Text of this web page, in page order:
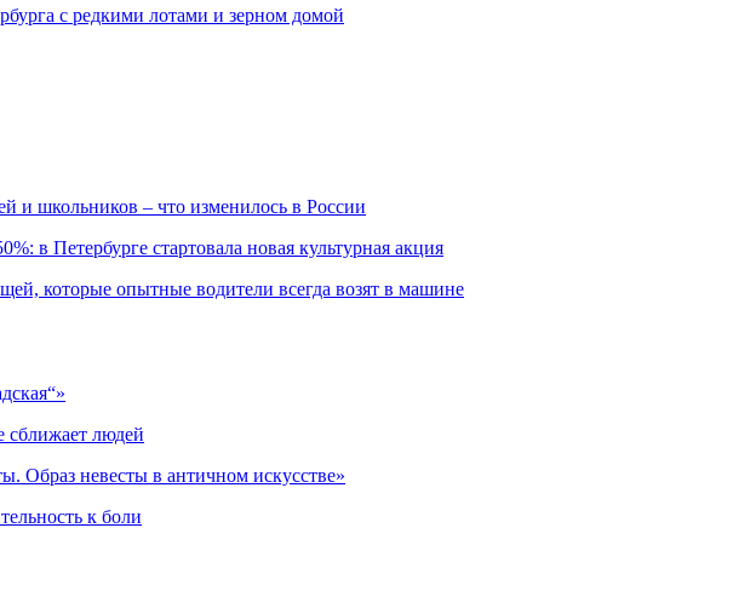
с редкими лотами и зерном домой
и школьников – что изменилось в России
в Петербурге стартовала новая культурная акция
которые опытные водители всегда возят в машине
сближает людей
Образ невесты в античном искусстве»
к боли